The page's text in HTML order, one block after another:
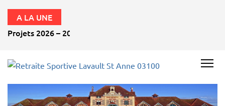
A LA UNE
Projets 2026 – 2027
SPORTIVE